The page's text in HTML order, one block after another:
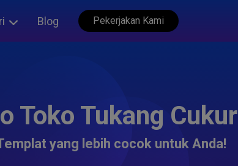
Blog Pekerjakan Kami
Toko Tukang Cukur
yang lebih cocok untuk Anda!